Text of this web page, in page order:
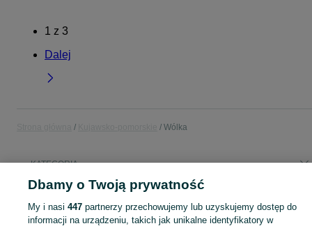
1 z 3
Dalej
Wólka
KATEGORIA
Popularne wyszukiwania
wynajem mieszkania
Dbamy o Twoją prywatność
My i nasi 447partnerzy przechowujemy lub uzyskujemy dostęp do
informacji na urządzeniu, takich jak unikalne identyfikatory w